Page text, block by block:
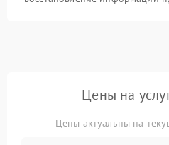
Цены на
Цены актуальны на